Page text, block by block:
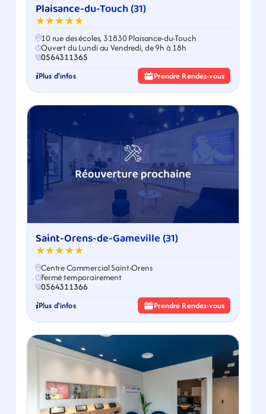
Plaisance-du-Touch (31)
★★★★★
10 rue des écoles, 31830 Plaisance-du-Touch
Ouvert du Lundi au Vendredi, de 9h à 18h
0564311365
Plus d'infos Prendre Rendez-vous
Saint-Orens-de-Gameville (31)
★★★★★
Centre Commercial Saint-Orens
Fermé temporairement
0564311366
Plus d'infos Prendre Rendez-vous